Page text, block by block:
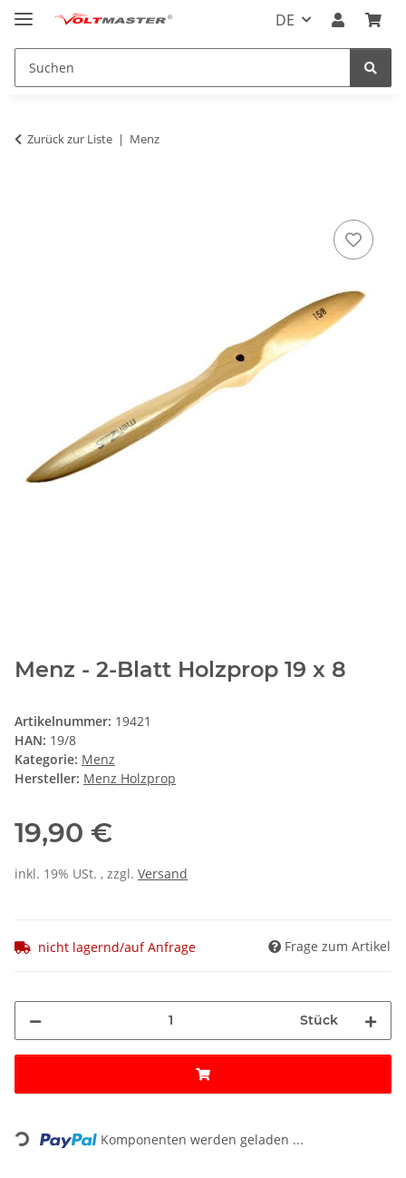
DE
Zurück zur Liste Menz
Menz - 2-Blatt Holzprop 19 x 8
Artikelnummer: 19421
HAN: 19/8
Kategorie: Menz
Hersteller: Menz Holzprop
19,90 €
inkl. 19% USt. , zzgl. Versand
nicht lagernd/auf Anfrage Frage zum Artikel
Stück
Loading... Komponenten werden geladen ...